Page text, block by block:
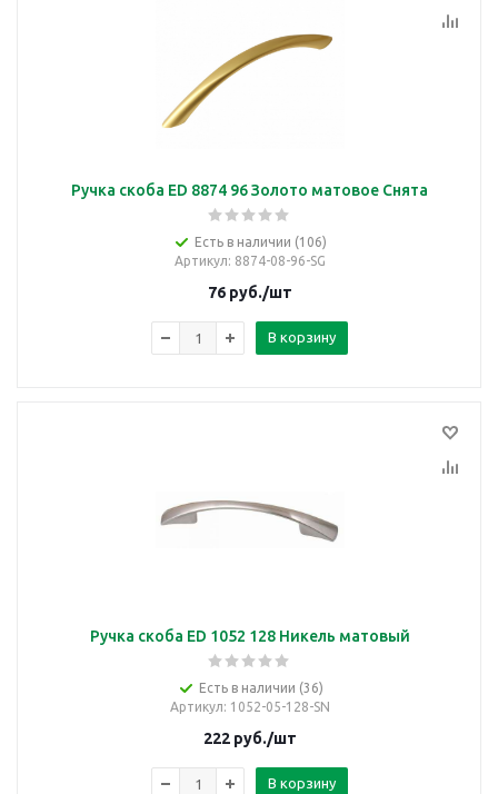
Ручка скоба ED 8874 96 Золото матовое Снята
Есть в наличии (106)
Артикул: 8874-08-96-SG
76руб./шт
В корзину
Ручка скоба ED 1052 128 Никель матовый
Есть в наличии (36)
Артикул: 1052-05-128-SN
222руб./шт
В корзину